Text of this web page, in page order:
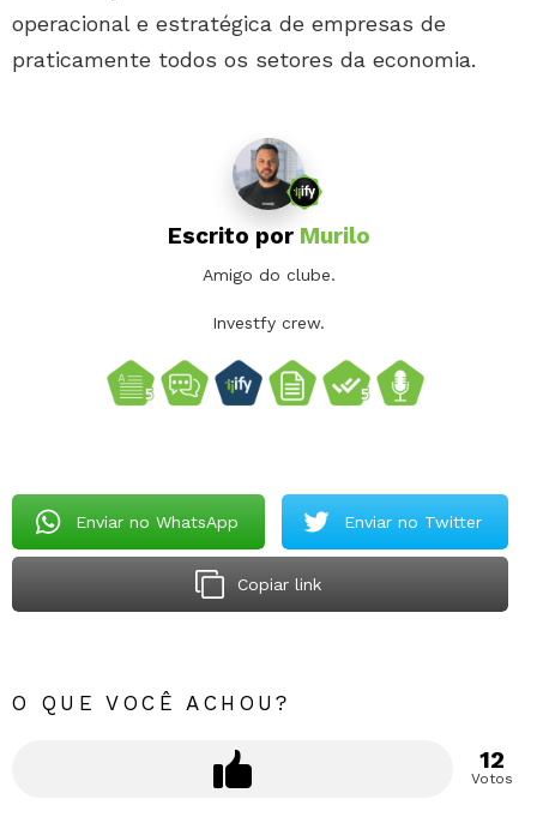
operacional e estratégica de empresas de
praticamente todos os setores da economia.
Escrito por Murilo
Amigo do clube.
Investfy crew.
Enviar no WhatsApp Enviar no Twitter
Copiar link
O QUE VOCÊ ACHOU?
12
Votos